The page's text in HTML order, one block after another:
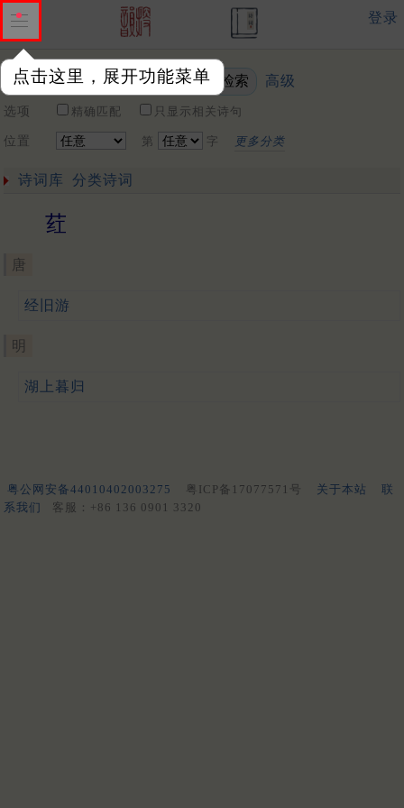
点击这里，展开功能菜单
登录
关键词 高级
选项 精确匹配 只显示相关诗句
位置 第 字 更多分类
诗词库 分类诗词
荭
唐
经旧游
明
湖上暮归
粤公网安备44010402003275 粤ICP备17077571号 关于本站
联
系我们
客服：+86 136 0901 3320